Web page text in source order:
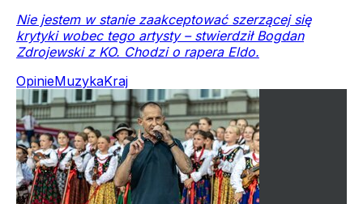
Nie jestem w stanie zaakceptować szerzącej się
krytyki wobec tego artysty – stwierdził Bogdan
Zdrojewski z KO. Chodzi o rapera Eldo.
OpinieMuzykaKraj